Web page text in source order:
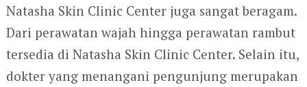
Natasha Skin Clinic Center juga sangat beragam.
Dari perawatan wajah hingga perawatan rambut
tersedia di Natasha Skin Clinic Center. Selain itu,
dokter yang menangani pengunjung merupakan